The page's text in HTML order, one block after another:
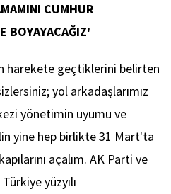
CUMHUR
BOYAYACAĞIZ'
harekete geçtiklerini belirten
yol arkadaşlarımız
yönetimin uyumu ve
yine hep birlikte 31 Mart'ta
açalım. AK Parti ve
yüzyılı